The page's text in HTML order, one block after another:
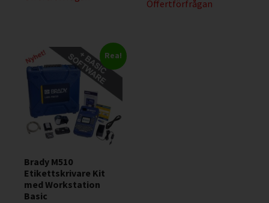
Offertförfrågan
Rea!
Brady M510
Etikettskrivare Kit
med Workstation
Basic